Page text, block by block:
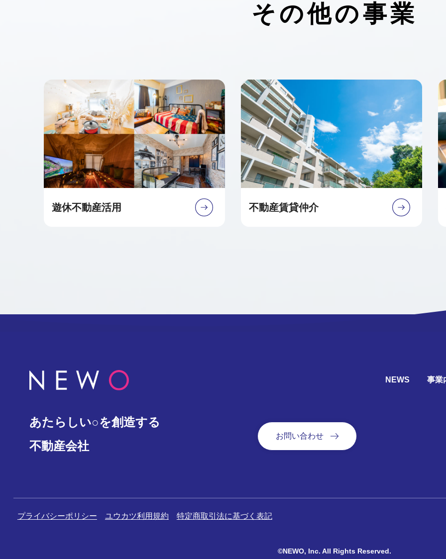
その他の事業
遊休不動産活用 不動産賃貸仲介
あたらしい○を創造する
不動産会社
NEWS 事業
お問い合わせ
プライバシーポリシー ユウカツ利用規約 特定商取引法に基づく表記
©NEWO, Inc. All Rights Reserved.